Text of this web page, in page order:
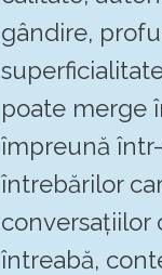
gândire,
poate merge
împreună
întrebărilor
conversațiilor
întreabă,